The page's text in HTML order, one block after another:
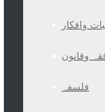
وافکار
وقانون
فلسفہ